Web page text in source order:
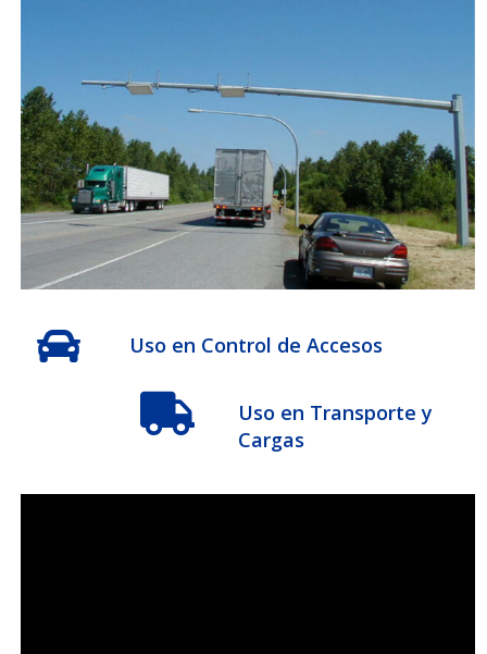
Uso en Control de Accesos
Uso en Transporte y
Cargas